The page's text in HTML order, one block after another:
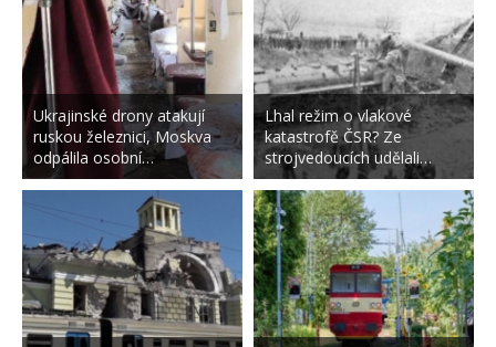
Ukrajinské drony atakují
ruskou železnici, Moskva
odpálila osobní…
Lhal režim o vlakové
katastrofě ČSR? Ze
strojvedoucích udělali…